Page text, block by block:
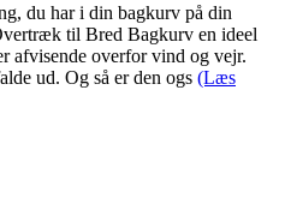
du har i din bagkurv på din
til Bred Bagkurv en ideel
afvisende overfor vind og vejr.
ud. Og så er den ogs (Læs